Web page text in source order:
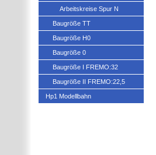
Arbeitskreise Spur N
Baugröße TT
Baugröße H0
Baugröße 0
Baugröße I FREMO:32
Baugröße II FREMO:22,5
Hp1 Modellbahn